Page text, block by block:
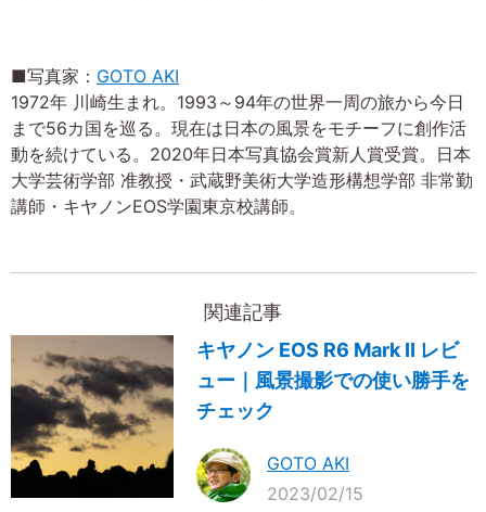
■写真家： GOTO AKI
1972年 川崎生まれ。1993～94年の世界一周の旅から今日
まで56カ国を巡る。現在は日本の風景をモチーフに創作活
動を続けている。2020年日本写真協会賞新人賞受賞。日本
大学芸術学部 准教授・武蔵野美術大学造形構想学部 非常勤
講師・キヤノンEOS学園東京校講師。
関連記事
キヤノン EOS R6 Mark II レビ
ュー｜風景撮影での使い勝手を
チェック
GOTO AKI
2023/02/15